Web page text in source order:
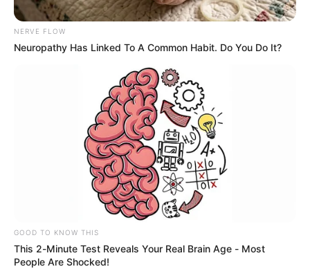
GOBERNACIÓN DE CUNDINAMARCA
Cundinamarca entrega miles de bultos
de fertilizante en 17 municipios
CUNDINAMARCA
A productores en
Cundinamarca les llegará
NERVE FLOW
Neuropathy Has Linked To A Common Habit. Do You Do It?
GOOD TO KNOW THIS
This 2-Minute Test Reveals Your Real Brain Age - Most
People Are Shocked!